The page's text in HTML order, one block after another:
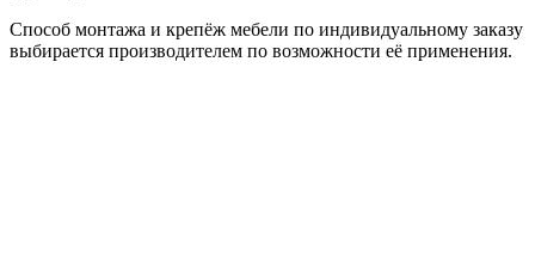
Способ монтажа и крепёж мебели по индивидуальному заказу
выбирается производителем по возможности её применения.